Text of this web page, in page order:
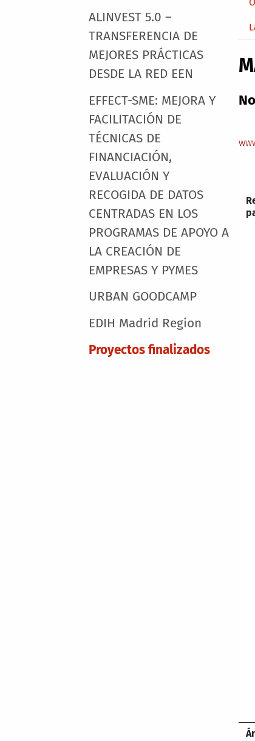
ALINVEST 5.0 –
TRANSFERENCIA DE
MEJORES PRÁCTICAS
DESDE LA RED EEN
EFFECT-SME: MEJORA Y
FACILITACIÓN DE
TÉCNICAS DE
FINANCIACIÓN,
EVALUACIÓN Y
RECOGIDA DE DATOS
CENTRADAS EN LOS
PROGRAMAS DE APOYO A
LA CREACIÓN DE
EMPRESAS Y PYMES
URBAN GOODCAMP
EDIH Madrid Region
Proyectos finalizados